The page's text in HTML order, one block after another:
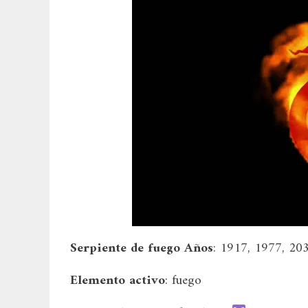
Serpiente de fuego Años: 1917, 1977,
Elemento activo: fuego